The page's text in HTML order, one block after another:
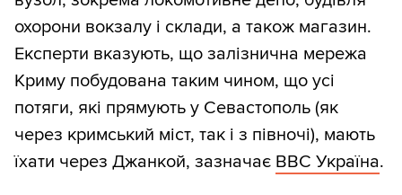
охорони вокзалу і склади, а також магазин.
Експерти вказують, що залізнична мережа
Криму побудована таким чином, що усі
потяги, які прямують у Севастополь (як
через кримський міст, так і з півночі), мають
їхати через Джанкой, зазначає BBC Україна.